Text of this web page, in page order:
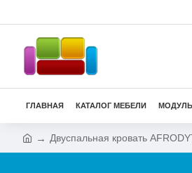
ГЛАВНАЯ КАТАЛОГ МЕБЕЛИ
Двуспальная кровать